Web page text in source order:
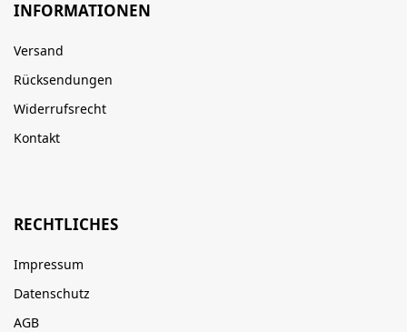
INFORMATIONEN
Versand
Rücksendungen
Widerrufsrecht
Kontakt
RECHTLICHES
Impressum
Datenschutz
AGB